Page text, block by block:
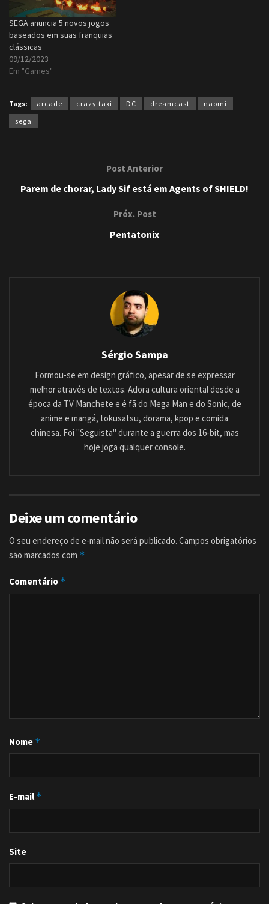
SEGA anuncia 5 novos jogos
baseados em suas franquias
clássicas
09/12/2023
Em "Games"
Tags: arcade crazy taxi DC dreamcast
naomi
sega
Post Anterior
Parem de chorar, Lady Sif está em Agents of SHIELD!
Próx. Post
Pentatonix
Sérgio Sampa
Formou-se em design gráfico, apesar de se expressar
melhor através de textos. Adora cultura oriental desde a
época da TV Manchete e é fã do Mega Man e do Sonic, de
anime e mangá, tokusatsu, dorama, kpop e comida
chinesa. Foi "Seguista" durante a guerra dos 16-bit, mas
hoje joga qualquer console.
Deixe um comentário
O seu endereço de e-mail não será publicado. Campos obrigatórios
são marcados com *
Comentário *
Nome *
E-mail *
Site